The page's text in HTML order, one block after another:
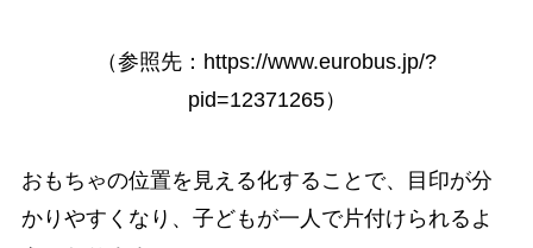
（参照先：https://www.eurobus.jp/?
pid=12371265）
おもちゃの位置を見える化することで、目印が分
かりやすくなり、子どもが一人で片付けられるよ